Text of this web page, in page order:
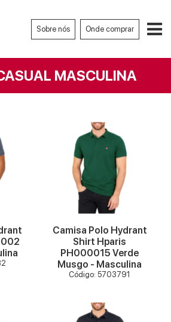
Sobre nós Onde comprar
MASCULINA
VER MAIS
Camisa Polo Hydrant
Shirt Hparis
PH000015 Verde
Musgo - Masculina
Código: 5703791